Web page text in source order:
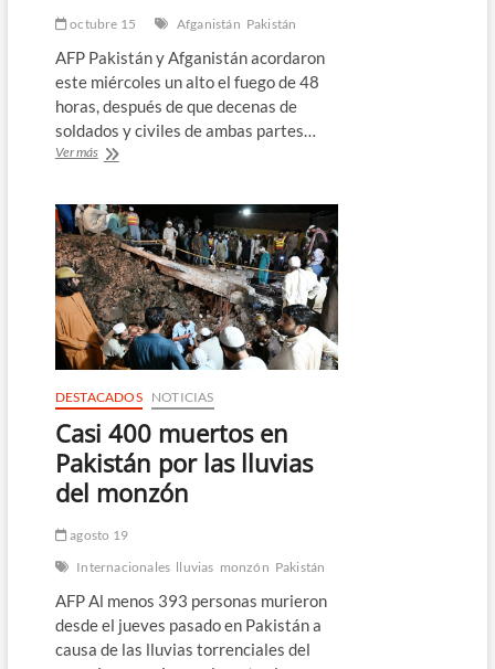
octubre 15 Afganistán Pakistán
AFP Pakistán y Afganistán acordaron
este miércoles un alto el fuego de 48
horas, después de que decenas de
soldados y civiles de ambas partes…
Ver másPakistán
acuerdan
un
alto
el
fuego
de
48
horas
tras
varios
días
de
enfrentamientos
DESTACADOS NOTICIAS
Casi 400 muertos en
Pakistán por las lluvias
del monzón
agosto 19
Internacionales lluvias monzón Pakistán
AFP Al menos 393 personas murieron
desde el jueves pasado en Pakistán a
causa de las lluvias torrenciales del